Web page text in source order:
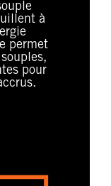
à
permet
pour